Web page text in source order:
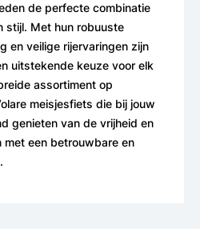
de perfecte combinatie
stijl. Met hun robuuste
en veilige rijervaringen zijn
uitstekende keuze voor elk
assortiment op
meisjesfiets die bij jouw
genieten van de vrijheid en
een betrouwbare en